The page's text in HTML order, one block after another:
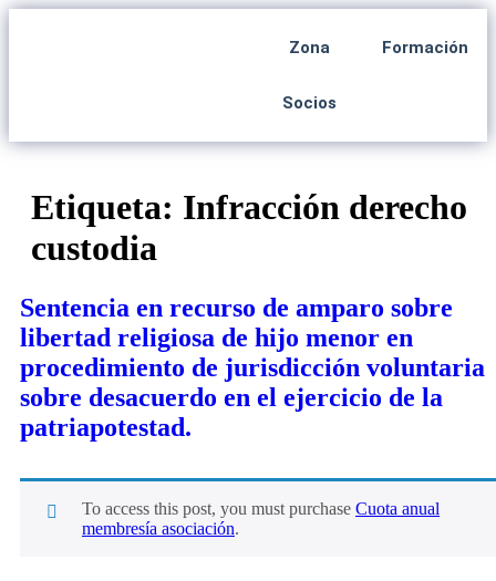
Zona
Socios
Formación
Etiqueta: Infracción derecho
custodia
Sentencia en recurso de amparo sobre
libertad religiosa de hijo menor en
procedimiento de jurisdicción voluntaria
sobre desacuerdo en el ejercicio de la
patriapotestad.
To access this post, you must purchase Cuota anual
membresía asociación.